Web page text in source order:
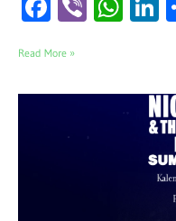
Read More »